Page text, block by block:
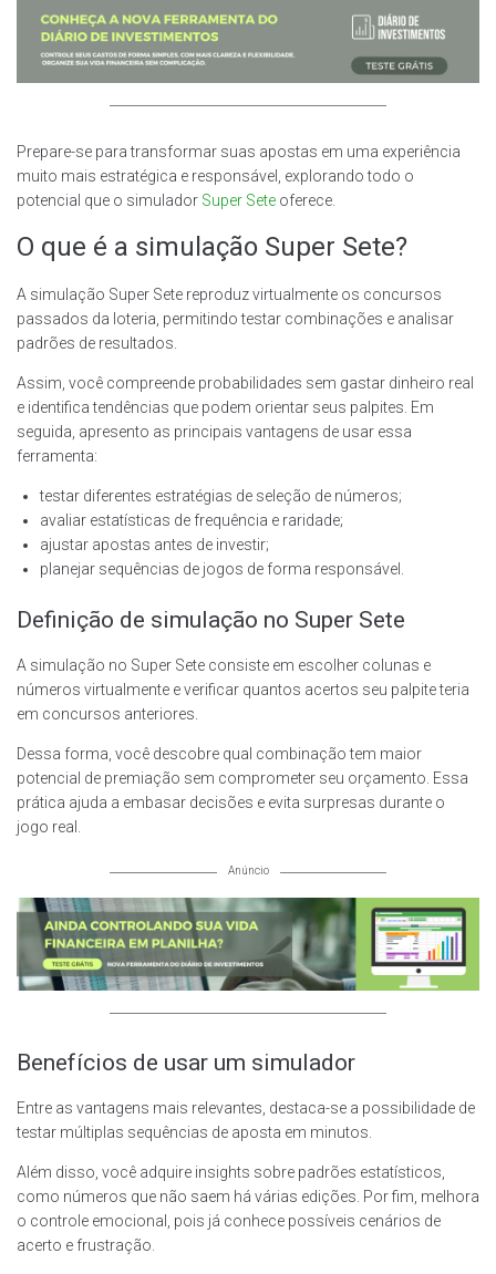
Prepare-se para transformar suas apostas em uma experiência
muito mais estratégica e responsável, explorando todo o
potencial que o simulador Super Sete oferece.
O que é a simulação Super Sete?
A simulação Super Sete reproduz virtualmente os concursos
passados da loteria, permitindo testar combinações e analisar
padrões de resultados.
Assim, você compreende probabilidades sem gastar dinheiro real
e identifica tendências que podem orientar seus palpites. Em
seguida, apresento as principais vantagens de usar essa
ferramenta:
testar diferentes estratégias de seleção de números;
avaliar estatísticas de frequência e raridade;
ajustar apostas antes de investir;
planejar sequências de jogos de forma responsável.
Definição de simulação no Super Sete
A simulação no Super Sete consiste em escolher colunas e
números virtualmente e verificar quantos acertos seu palpite teria
em concursos anteriores.
Dessa forma, você descobre qual combinação tem maior
potencial de premiação sem comprometer seu orçamento. Essa
prática ajuda a embasar decisões e evita surpresas durante o
jogo real.
Anúncio
Benefícios de usar um simulador
Entre as vantagens mais relevantes, destaca-se a possibilidade de
testar múltiplas sequências de aposta em minutos.
Além disso, você adquire insights sobre padrões estatísticos,
como números que não saem há várias edições. Por fim, melhora
o controle emocional, pois já conhece possíveis cenários de
acerto e frustração.